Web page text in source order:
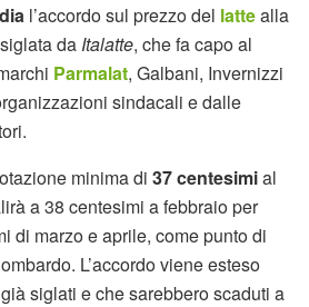
l’accordo sul prezzo del lattealla
da Italatte, che fa capo al
Parmalat, Galbani, Invernizzi
sindacali e dalle
minima di 37 centesimial
a 38 centesimi a febbraio per
di marzo e aprile, come punto di
L’accordo viene esteso
siglati e che sarebbero scaduti a